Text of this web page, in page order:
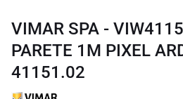
VIMAR SPA -
PARETE 1M PIXEL
41151.02